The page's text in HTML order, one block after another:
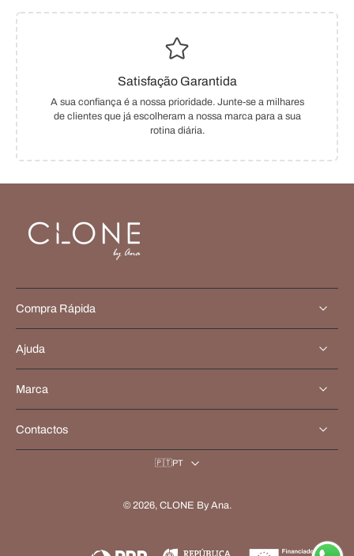
Satisfação Garantida
A sua confiança é a nossa prioridade. Junte-se a milhares
de clientes que já escolheram a nossa marca para a sua
rotina diária.
Compra Rápida
Ajuda
Marca
Contactos
🇵🇹PT
© 2026, CLONE By Ana.